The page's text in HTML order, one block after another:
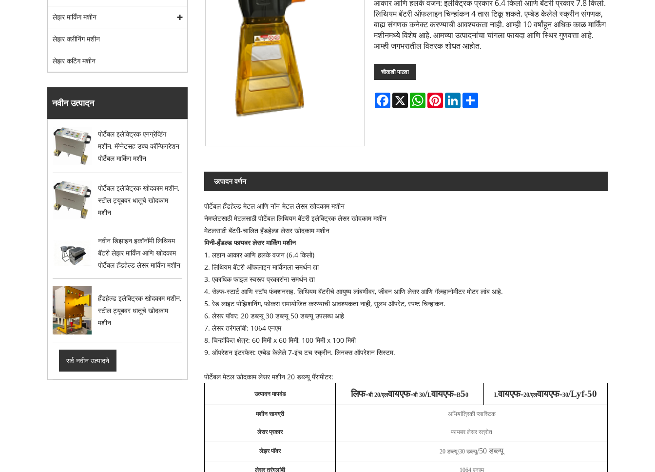
लेझर मार्किंग मशीन
लेझर क्लीनिंग मशीन
लेझर कटिंग मशीन
नवीन उत्पादन
पोर्टेबल इलेक्ट्रिक एनग्रेव्हिंग
मशीन, मॅग्नेटसह उच्च कॉन्फिगरेशन
पोर्टेबल मार्किंग मशीन
पोर्टेबल इलेक्ट्रिक खोदकाम मशीन,
स्टील ट्यूबवर धातूचे खोदकाम
मशीन
नवीन डिझाइन इकॉनॉमी लिथियम
बॅटरी लेझर मार्किंग आणि खोदकाम
पोर्टेबल हँडहेल्ड लेसर मार्किंग मशीन
हँडहेल्ड इलेक्ट्रिक खोदकाम मशीन,
स्टील ट्यूबवर धातूचे खोदकाम
मशीन
सर्व नवीन उत्पादने
आकार आणि हलके वजन: इलेक्ट्रिक प्रकार 6.4 किलो आणि बॅटरी प्रकार 7.8 किलो.
लिथियम बॅटरी ऑफलाइन चिन्हांकन 4 तास टिकू शकते. एम्बेड केलेले स्क्रीन संगणक,
बाह्य संगणक कनेक्ट करण्याची आवश्यकता नाही. आम्ही 10 वर्षांहून अधिक काळ मार्किंग
मशीनमध्ये विशेष आहे. आमच्या उत्पादनांचा चांगला फायदा आणि स्थिर गुणवत्ता आहे.
आम्ही जगभरातील वितरक शोधत आहोत.
चौकशी पाठवा
Facebook
X WhatsAppPinterestLinkedInShare
उत्पादन वर्णन
पोर्टेबल हँडहेल्ड मेटल आणि नॉन-मेटल लेसर खोदकाम मशीन
नेमप्लेटसाठी मेटलसाठी पोर्टेबल लिथियम बॅटरी इलेक्ट्रिक लेसर खोदकाम मशीन
मेटलसाठी बॅटरी-चालित हँडहेल्ड लेसर खोदकाम मशीन
मिनी-हँडल्ड फायबर लेसर मार्किंग मशीन
1. लहान आकार आणि हलके वजन (6.4 किलो)
2. लिथियम बॅटरी ऑफलाइन मार्किंगला समर्थन द्या
3. एकाधिक फाइल स्वरूप प्रकारांना समर्थन द्या
4. सेल्फ-स्टार्ट आणि स्टॉप फंक्शनसह. लिथियम बॅटरीचे आयुष्य लांबणीवर, जीवन आणि लेसर आणि गॅल्व्हानोमीटर मोटर लांब आहे.
5. रेड लाइट पोझिशनिंग, फोकस समायोजित करण्याची आवश्यकता नाही, सुलभ ऑपरेट, स्पष्ट चिन्हांकन.
6. लेसर पॉवर: 20 डब्ल्यू 30 डब्ल्यू 50 डब्ल्यू उपलब्ध आहे
7. लेसर तरंगलांबी: 1064 एनएम
8. चिन्हांकित क्षेत्र: 60 मिमी x 60 मिमी, 100 मिमी x 100 मिमी
9. ऑपरेशन इंटरफेस: एम्बेड केलेले 7-इंच टच स्क्रीन. लिनक्स ऑपरेशन सिस्टम.
पोर्टेबल मेटल खोदकाम लेसर मशीन 20 डब्ल्यू पॅरामीटर:
उत्पादन मापदंड लिफ-बी 20/एलवायएफ-बी 30/Lवायएफ-B50 Lवायएफ-20/एलवायएफ-30/Lyf-50
मशीन सामग्री अभियांत्रिकी प्लास्टिक
लेसर प्रकार फायबर लेसर स्त्रोत
लेझर पॉवर 20 डब्ल्यू/30 डब्ल्यू/50 डब्ल्यू
लेसर तरंगलांबी 1064 एनएम